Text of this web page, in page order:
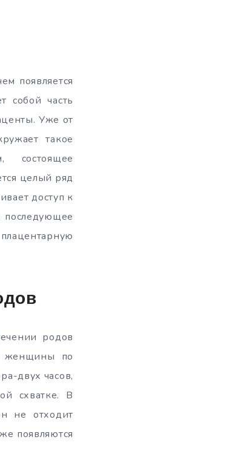
появляется
собой часть
Уже от
такое
состоящее
целый ряд
доступ к
родов
женщины по
двух часов,
схватке. В
не отходит
появляются